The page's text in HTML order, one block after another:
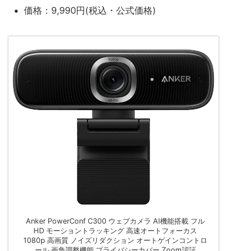
価格：9,990円(税込・公式価格)
Anker PowerConf C300 ウェブカメラ AI機能搭載 フル
HD モーショントラッキング 高速オートフォーカス
1080p 高画質 ノイズリダクション オートゲインコントロ